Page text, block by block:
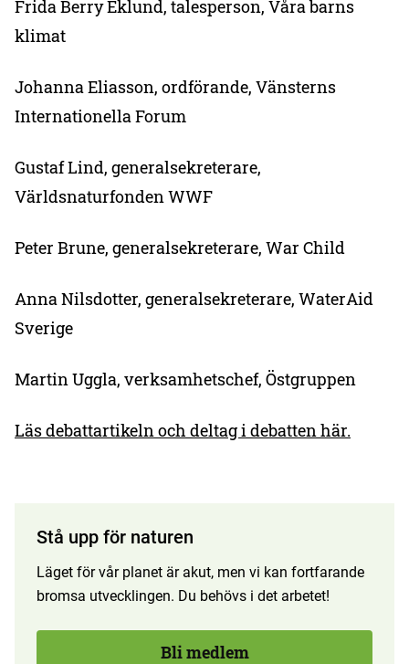
Frida Berry Eklund, talesperson, Våra barns
klimat
Johanna Eliasson, ordförande, Vänsterns
Internationella Forum
Gustaf Lind, generalsekreterare,
Världsnaturfonden WWF
Peter Brune, generalsekreterare, War Child
Anna Nilsdotter, generalsekreterare, WaterAid
Sverige
Martin Uggla, verksamhetschef, Östgruppen
Läs debattartikeln och deltag i debatten här.
Stå upp för naturen
Läget för vår planet är akut, men vi kan fortfarande
bromsa utvecklingen. Du behövs i det arbetet!
Bli medlem